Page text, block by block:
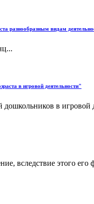
разнообразным видам
в игровой деятельности"
в игровой
вследствие этого